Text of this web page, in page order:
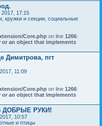
2017, 17:15
кружки и секции, социальные
Core.php on line 1266:
or an object that implements
Димитрова, пгт
11:09
Core.php on line 1266:
or an object that implements
РУКИ!
10:57
и птицы